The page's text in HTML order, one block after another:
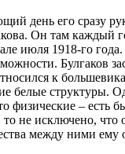
день его сразу
. Он там каждый
июля 1918-го
Булгаков
к
белые
физические –есть
не исключено, что
между ними